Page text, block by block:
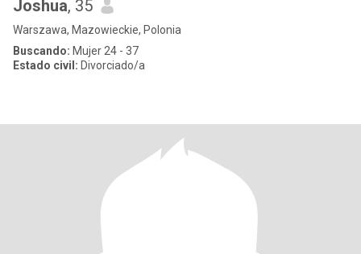
Joshua, 35
Warszawa, Mazowieckie, Polonia
Buscando: Mujer 24 - 37
Estado civil: Divorciado/a